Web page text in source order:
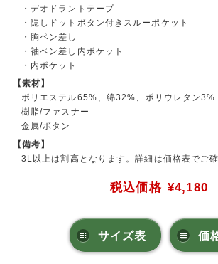
・デオドラントテープ
・隠しドットボタン付きスルーポケット
・胸ペン差し
・袖ペン差し内ポケット
・内ポケット
【素材】
ポリエステル65%、綿32%、ポリウレタン3%
樹脂/ファスナー
金属/ボタン
【備考】
3L以上は割高となります。詳細は価格表でご確
税込価格 ¥4,180
サイズ表 価